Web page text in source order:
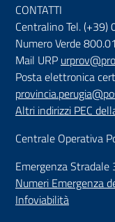
CONTATTI
Centralino Tel. (+39)
Numero Verde
Mail URP
Posta elettronica
Altri indirizzi PEC
Centrale Operativa
Emergenza
Numeri Emergenza
Infoviabilità